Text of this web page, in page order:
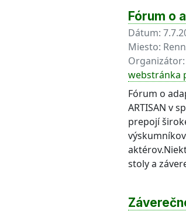
Fórum o
Dátum:
Miesto:
Organizátor:
webstránka
Fórum o
ARTISAN v
prepojí
stoly a